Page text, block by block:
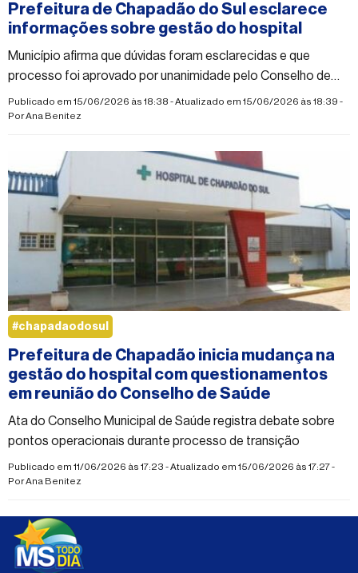
Prefeitura de Chapadão do Sul esclarece
informações sobre gestão do hospital
Município afirma que dúvidas foram esclarecidas e que
processo foi aprovado por unanimidade pelo Conselho de
Saúde
Publicado em 15/06/2026 às 18:38 - Atualizado em 15/06/2026 às 18:39 -
PorAna Benitez
Prefeitura de Chapadão inicia mudança na
gestão do hospital com questionamentos
em reunião do Conselho de Saúde
Ata do Conselho Municipal de Saúde registra debate sobre
pontos operacionais durante processo de transição
Publicado em 11/06/2026 às 17:23 - Atualizado em 15/06/2026 às 17:27 -
PorAna Benitez
#chapadaodosul